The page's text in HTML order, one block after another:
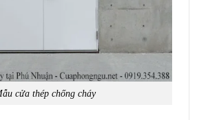
cửa thép chống cháy